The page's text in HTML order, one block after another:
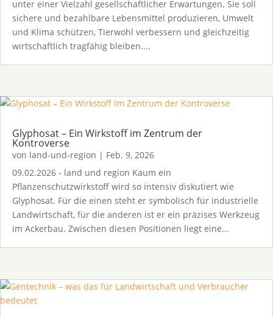
unter einer Vielzahl gesellschaftlicher Erwartungen. Sie soll
sichere und bezahlbare Lebensmittel produzieren, Umwelt
und Klima schützen, Tierwohl verbessern und gleichzeitig
wirtschaftlich tragfähig bleiben....
Glyphosat – Ein Wirkstoff im Zentrum der
Kontroverse
von land-und-region | Feb. 9, 2026
09.02.2026 - land und region Kaum ein
Pflanzenschutzwirkstoff wird so intensiv diskutiert wie
Glyphosat. Für die einen steht er symbolisch für industrielle
Landwirtschaft, für die anderen ist er ein präzises Werkzeug
im Ackerbau. Zwischen diesen Positionen liegt eine...